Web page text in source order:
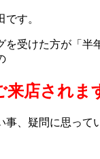
す。
を受けた方が「半
来店されま
事、疑問に思って